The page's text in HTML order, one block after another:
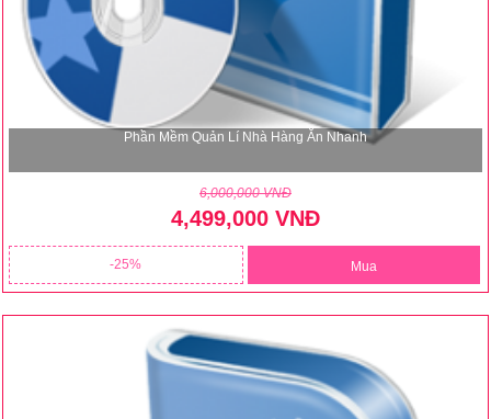
Phần Mềm Quản Lí Nhà Hàng Ăn Nhanh
6,000,000 VNĐ
4,499,000 VNĐ
25 Mua